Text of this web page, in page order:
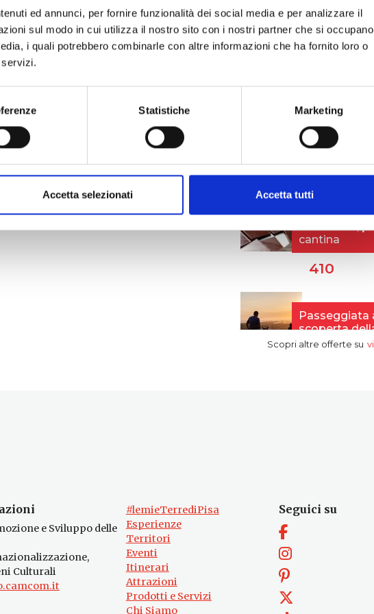
ed annunci, per fornire funzionalità dei social media e per analizzare il
sul modo in cui utilizza il nostro sito con i nostri partner che si occupano
i quali potrebbero combinarle con altre informazioni che ha fornito loro o
Statistiche Marketing
Accetta selezionati Accetta tutti
cibo di strada con grigliate,
prelibatezze a cura dei ristoratori
spazio anche al divertimento per
e le sue origini risalgono al
singolare edificio di grandi
di Sant’Andrea, una chiesa
come il Crocifisso ligneo
opera di Francesco di
e Sviluppo delle
Culturali
#lemieTerrediPisa
Esperienze
Territori
Eventi
Itinerari
Attrazioni
Prodotti e Servizi
Chi Siamo
Seguici su